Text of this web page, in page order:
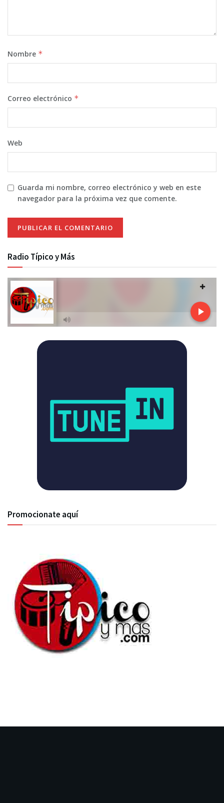
Nombre *
Correo electrónico *
Web
Guarda mi nombre, correo electrónico y web en este
navegador para la próxima vez que comente.
Radio Típico y Más
Promocionate aquí